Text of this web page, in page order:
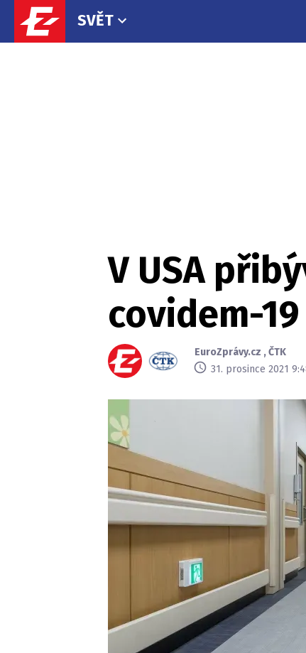
SVĚT
V USA
covidem-19
EuroZprávy.cz ,ČTK
31. prosince 2021